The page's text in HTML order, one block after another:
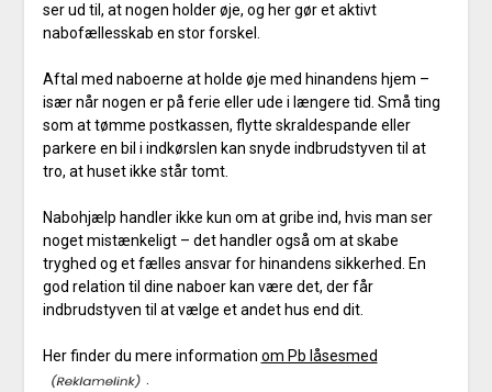
ser ud til, at nogen holder øje, og her gør et aktivt
nabofællesskab en stor forskel.
Aftal med naboerne at holde øje med hinandens hjem –
især når nogen er på ferie eller ude i længere tid. Små ting
som at tømme postkassen, flytte skraldespande eller
parkere en bil i indkørslen kan snyde indbrudstyven til at
tro, at huset ikke står tomt.
Nabohjælp handler ikke kun om at gribe ind, hvis man ser
noget mistænkeligt – det handler også om at skabe
tryghed og et fælles ansvar for hinandens sikkerhed. En
god relation til dine naboer kan være det, der får
indbrudstyven til at vælge et andet hus end dit.
Her finder du mere information om Pb låsesmed
.